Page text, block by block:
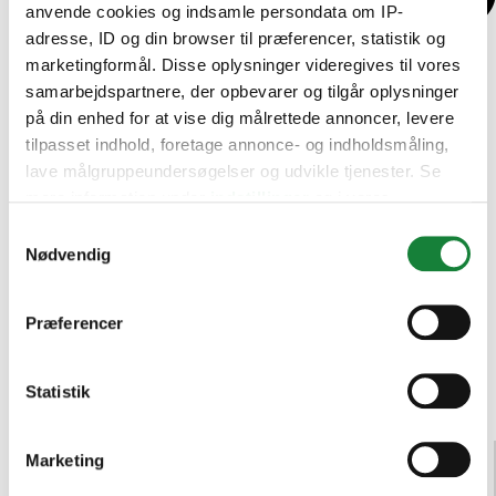
anvende cookies og indsamle persondata om IP-
adresse, ID og din browser til præferencer, statistik og
marketingformål. Disse oplysninger videregives til vores
samarbejdspartnere, der opbevarer og tilgår oplysninger
på din enhed for at vise dig målrettede annoncer, levere
tilpasset indhold, foretage annonce- og indholdsmåling,
lave målgruppeundersøgelser og udvikle tjenester. Se
tilbage eller ændre indstillinger fra vores
"Cookiedeklaration", eller ved at trykke på "Privacy
Indsamle præcise oplysninger om din placering,
Identificere din enhed baseret på en scanning af
dens unikke karakteristika (fingerprinting)
Nødvendig
Præferencer
Statistik
MarketingAudi (